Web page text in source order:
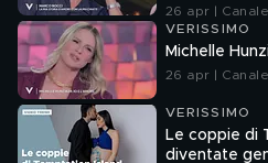
26 apr |
VERISSIMO
Michelle
26 apr |
VERISSIMO
Le coppie di
diventate